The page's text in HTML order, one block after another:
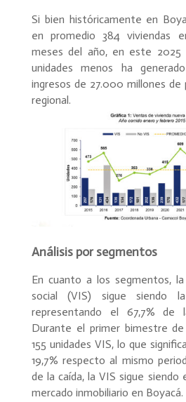
Si bien históricamente en
en promedio 384 viviendas
meses del año, en este 2025
unidades menos ha
ingresos de 27.000 millones de
regional.
Análisis por segmentos
En cuanto a los segmentos,
social (VIS) sigue siendo
representando el 67,7% de
Durante el primer bimestre
155 unidades VIS, lo que
19,7% respecto al mismo
de la caída, la VIS sigue siendo
mercado inmobiliario en Boyacá.